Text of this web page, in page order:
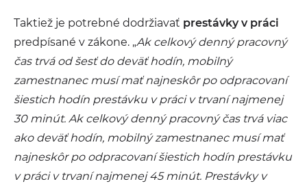
Taktiež je potrebné dodržiavať prestávky v práci
predpísané v zákone. „Ak celkový denný pracovný
čas trvá od šesť do deväť hodín, mobilný
zamestnanec musí mať najneskôr po odpracovaní
šiestich hodín prestávku v práci v trvaní najmenej
30 minút. Ak celkový denný pracovný čas trvá viac
ako deväť hodín, mobilný zamestnanec musí mať
najneskôr po odpracovaní šiestich hodín prestávku
v práci v trvaní najmenej 45 minút. Prestávky v